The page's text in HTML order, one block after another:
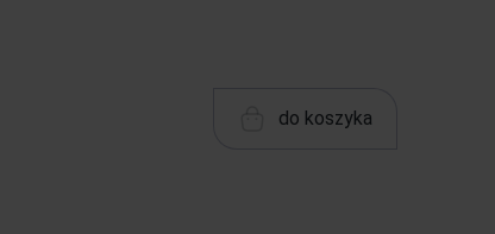
do koszyka